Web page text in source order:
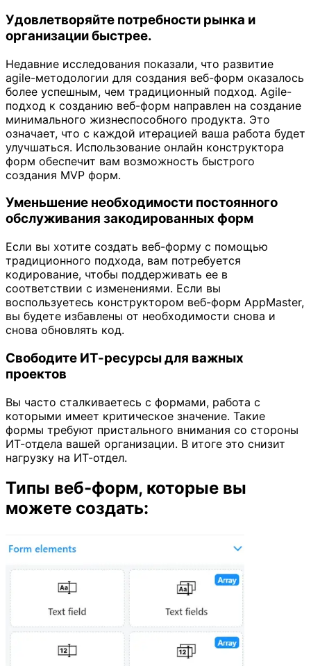
Удовлетворяйте потребности рынка и
организации быстрее.
Недавние исследования показали, что развитие
agile-методологии для создания веб-форм оказалось
более успешным, чем традиционный подход. Agile-
подход к созданию веб-форм направлен на создание
минимального жизнеспособного продукта. Это
означает, что с каждой итерацией ваша работа будет
улучшаться. Использование онлайн конструктора
форм обеспечит вам возможность быстрого
создания MVP форм.
Уменьшение необходимости постоянного
обслуживания закодированных форм
Если вы хотите создать веб-форму с помощью
традиционного подхода, вам потребуется
кодирование, чтобы поддерживать ее в
соответствии с изменениями. Если вы
воспользуетесь конструктором веб-форм AppMaster,
вы будете избавлены от необходимости снова и
снова обновлять код.
Свободите ИТ-ресурсы для важных
проектов
Вы часто сталкиваетесь с формами, работа с
которыми имеет критическое значение. Такие
формы требуют пристального внимания со стороны
ИТ-отдела вашей организации. В итоге это снизит
нагрузку на ИТ-отдел.
Типы веб-форм, которые вы
можете создать: